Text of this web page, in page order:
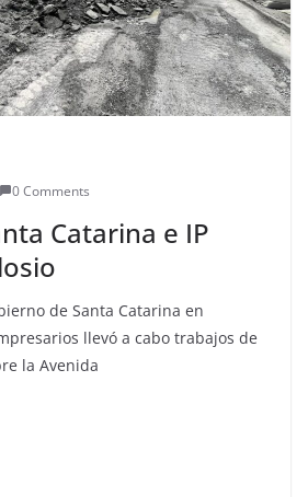
0 Comments
Catarina e IP
de Santa Catarina en
llevó a cabo trabajos de
la Avenida